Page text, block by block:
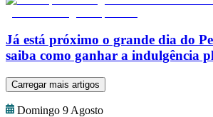
Já está próximo o grande dia do
saiba como ganhar a indulgência
Carregar mais artigos
Domingo 9 Agosto